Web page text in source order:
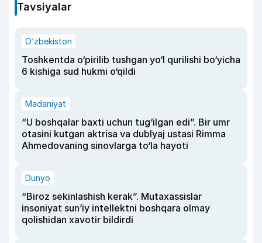
Tavsiyalar
O‘zbekiston
Toshkentda o‘pirilib tushgan yo‘l qurilishi bo‘yicha
6 kishiga sud hukmi o‘qildi
Madaniyat
“U boshqalar baxti uchun tug‘ilgan edi”. Bir umr
otasini kutgan aktrisa va dublyaj ustasi Rimma
Ahmedovaning sinovlarga to‘la hayoti
Dunyo
“Biroz sekinlashish kerak”. Mutaxassislar
insoniyat sun’iy intellektni boshqara olmay
qolishidan xavotir bildirdi